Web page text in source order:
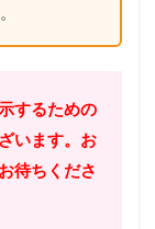
するための
います。お
待ちくださ